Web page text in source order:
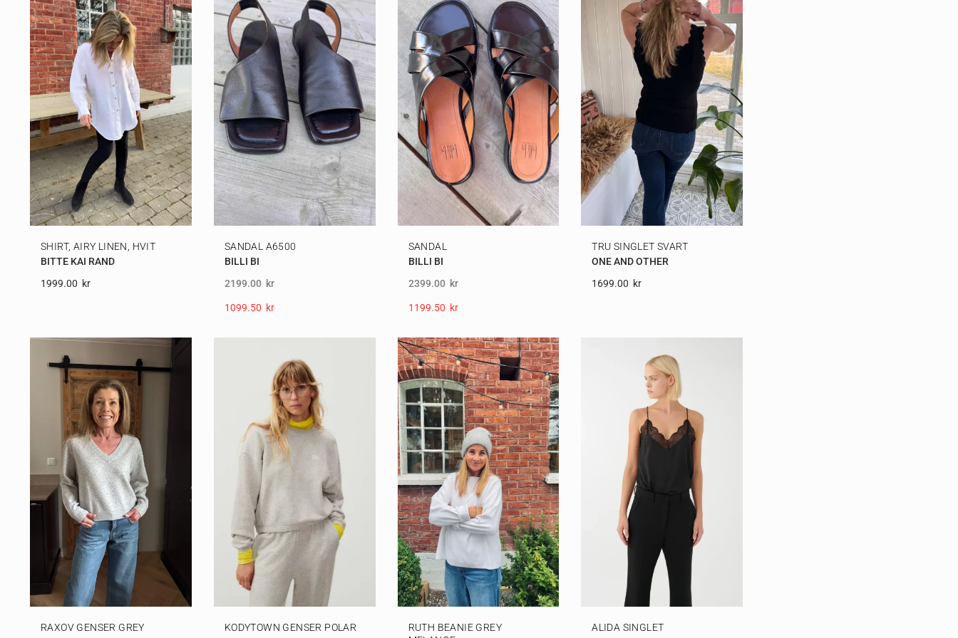
SHIRT, AIRY LINEN, HVIT
BITTE KAI RAND
1999.00 Kr
SANDAL A6500
BILLI BI
2199.00 kr
1099.50 Kr
SANDAL
BILLI BI
2399.00 kr
1199.50 Kr
TRU SINGLET SVART
ONE AND OTHER
1699.00 Kr
RAXOV GENSER GREY
KODYTOWN GENSER POLAR
RUTH BEANIE GREY
ALIDA SINGLET